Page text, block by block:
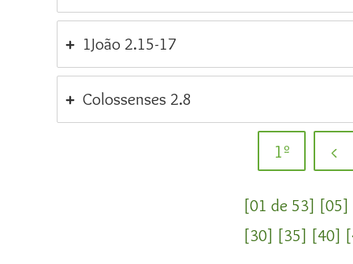
1João 2.15-17
Colossenses 2.8
1º <
[01 de 53] [05]
[30] [35] [40]